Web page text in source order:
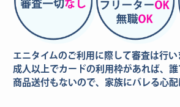
エニタイムのご利用に際して審査は行い
成人以上でカードの利用枠があれば、誰
商品送付もないので、家族にバレる心配